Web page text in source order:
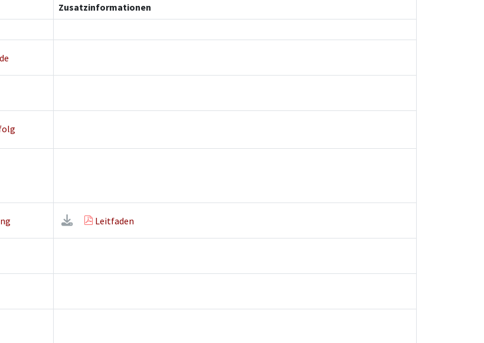
Zusatzinformationen
Leitfaden